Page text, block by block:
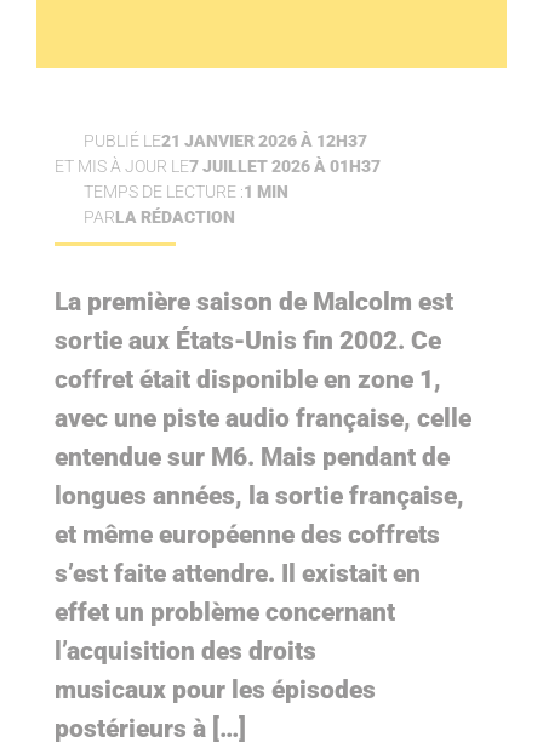
PUBLIÉ LE21 JANVIER 2026 À 12H37
ET MIS À JOUR LE7 JUILLET 2026 À 01H37
TEMPS DE LECTURE :1 MIN
PARLA RÉDACTION
La première saison de Malcolm est
sortie aux États-Unis fin 2002. Ce
coffret était disponible en zone 1,
avec une piste audio française, celle
entendue sur M6. Mais pendant de
longues années, la sortie française,
et même européenne des coffrets
s’est faite attendre. Il existait en
effet un problème concernant
l’acquisition des droits
musicaux pour les épisodes
postérieurs à […]